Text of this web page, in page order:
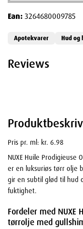
Pris pr. ml: kr. 6.98
NUXE Huile
er en luksuriøs tørr olje
gir en subtil glød til hud
fuktighet.
Fordeler med NUXE
tørrolje med
Ean:3264680009785
Apotekvarer Hud og
Reviews